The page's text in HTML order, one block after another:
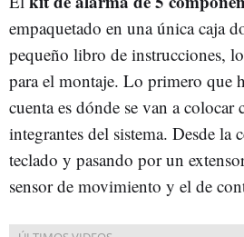
empaquetado en una única caja
pequeño libro de instrucciones,
para el montaje. Lo primero que
cuenta es dónde se van a colocar
integrantes del sistema. Desde la
teclado y pasando por un
sensor de movimiento y el de